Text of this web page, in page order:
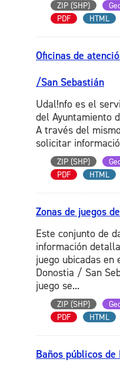
ZIP (SHP)
PDF
HTML
Oficinas de
/San Sebastián
Udal!nfo es el
del Ayuntamiento
A través del
solicitar
ZIP (SHP)
PDF
HTML
Zonas de juegos
Este conjunto de
información
juego ubicadas
Donostia / San
juego se...
ZIP (SHP)
PDF
HTML
Baños públicos